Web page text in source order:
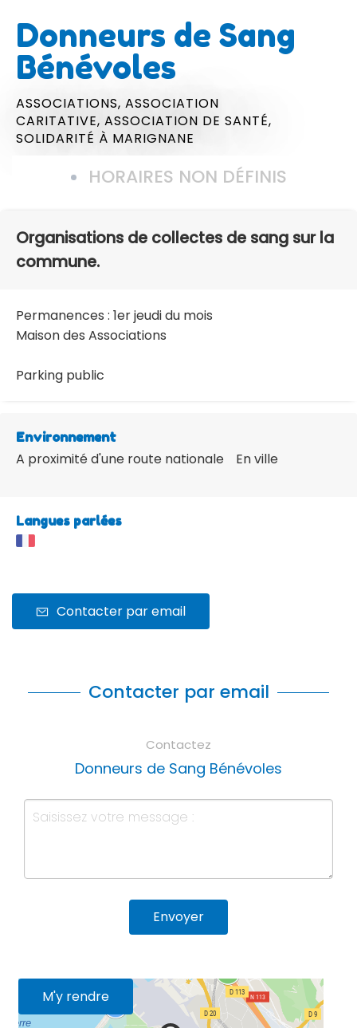
Donneurs de Sang
Bénévoles
ASSOCIATIONS, ASSOCIATION
CARITATIVE, ASSOCIATION DE SANTÉ,
SOLIDARITÉ À MARIGNANE
HORAIRES NON DÉFINIS
Organisations de collectes de sang sur la
commune.
Permanences : 1er jeudi du mois
Maison des Associations
Parking public
Environnement
A proximité d'une route nationale En ville
Langues parlées
Contacter par email
Contacter par email
Contactez
Donneurs de Sang Bénévoles
Envoyer
M'y rendre